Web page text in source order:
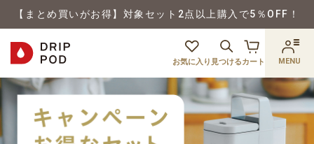
【まとめ買いがお得】対象セット2点以上購入で5％OFF！
お気に入り 見つけるカート MENU